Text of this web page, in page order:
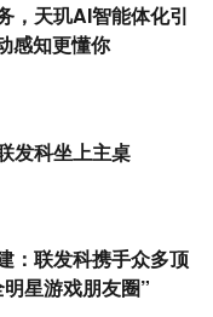
，天玑AI智能体化引
感知更懂你
发科坐上主桌
：联发科携手众多顶
星游戏朋友圈”